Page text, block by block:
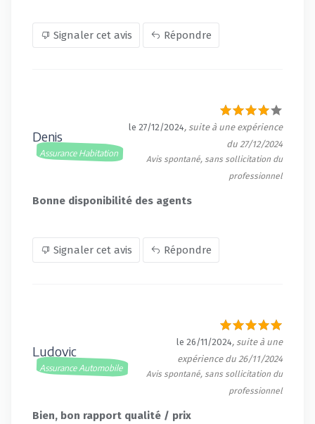
Signaler cet avis Répondre
Denis
Assurance Habitation
le 27/12/2024, suite à une expérience
du 27/12/2024
Avis spontané, sans sollicitation du
professionnel
Bonne disponibilité des agents
Signaler cet avis Répondre
Ludovic
Assurance Automobile
le 26/11/2024, suite à une
expérience du 26/11/2024
Avis spontané, sans sollicitation du
professionnel
Bien, bon rapport qualité / prix